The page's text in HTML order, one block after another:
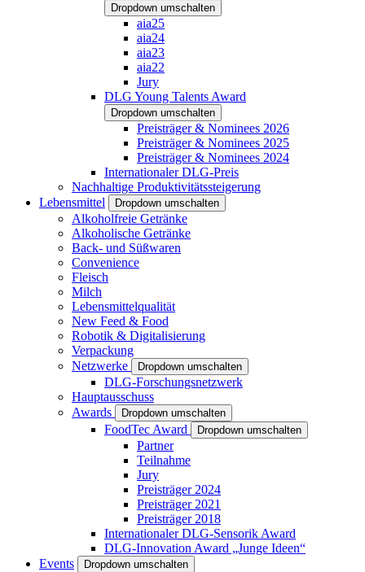
Dropdown umschalten
aia25
aia24
aia23
aia22
Jury
DLG Young Talents Award
Dropdown umschalten
Preisträger & Nominees 2026
Preisträger & Nominees 2025
Preisträger & Nominees 2024
Internationaler DLG-Preis
Nachhaltige Produktivitätssteigerung
Lebensmittel
Dropdown umschalten
Alkoholfreie Getränke
Alkoholische Getränke
Back- und Süßwaren
Convenience
Fleisch
Milch
Lebensmittelqualität
New Feed & Food
Robotik & Digitalisierung
Verpackung
Netzwerke
Dropdown umschalten
DLG-Forschungsnetzwerk
Hauptausschuss
Awards
Dropdown umschalten
FoodTec Award Dropdown umschalten
Partner
Teilnahme
Jury
Preisträger 2024
Preisträger 2021
Preisträger 2018
Internationaler DLG-Sensorik Award
DLG-Innovation Award „Junge Ideen“
Events
Dropdown umschalten